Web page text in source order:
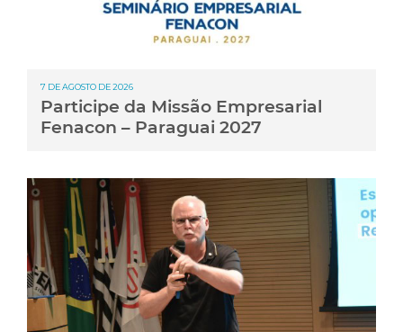
7 DE AGOSTO DE 2026
Participe da Missão Empresarial
Fenacon – Paraguai 2027